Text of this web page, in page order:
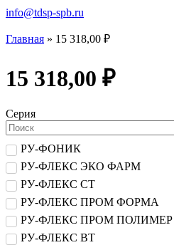
info@tdsp-spb.ru
Главная » 15 318,00 ₽
15 318,00 ₽
Серия
РУ-ФОНИК
РУ-ФЛЕКС ЭКО ФАРМ
РУ-ФЛЕКС СТ
РУ-ФЛЕКС ПРОМ ФОРМА
РУ-ФЛЕКС ПРОМ ПОЛИМЕР
РУ-ФЛЕКС ВТ